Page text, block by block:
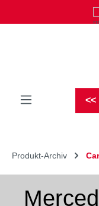
Zum Hauptinhalt
Produkt-Archiv